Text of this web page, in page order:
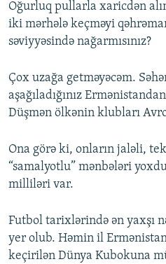
Oğurluq pullarla xaricdən
iki mərhələ keçməyi
səviyyəsində nağarmısınız?
Çox uzağa getməyəcəm.
aşağıladığınız
Düşmən ölkənin klubları
Ona görə ki, onların jaləli,
“samalyotlu” mənbələri
milliləri var.
Futbol tarixlərində ən yaxşı
yer olub. Həmin il Ermənistan
keçirilən Dünya Kubokuna